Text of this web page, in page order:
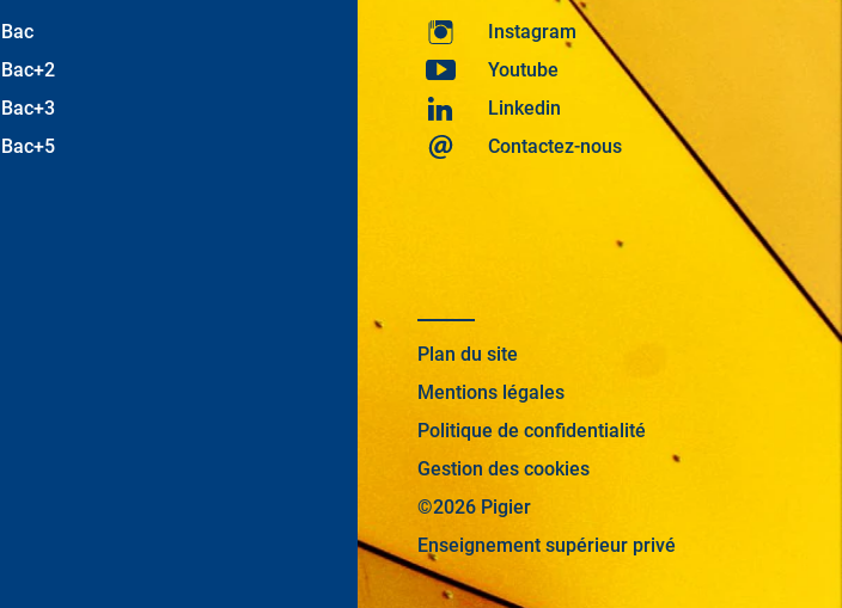
Bac
Bac+2
Bac+3
Bac+5
Instagram
Youtube
Linkedin
Contactez-nous
Plan du site
Mentions légales
Politique de confidentialité
Gestion des cookies
©2026 Pigier
Enseignement supérieur privé